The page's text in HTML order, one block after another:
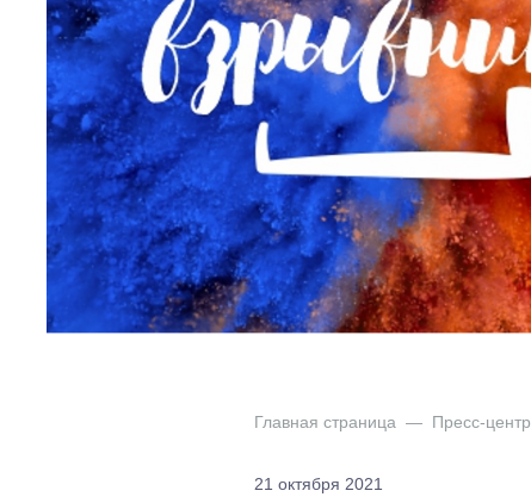
Главная страница — Пресс-центр
21 октября 2021